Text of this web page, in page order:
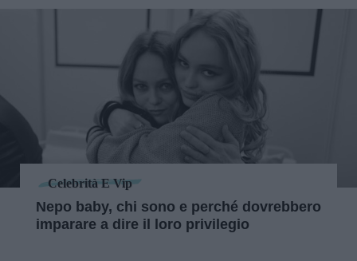
Celebrità E Vip
Nepo baby, chi sono e perché dovrebbero
imparare a dire il loro privilegio